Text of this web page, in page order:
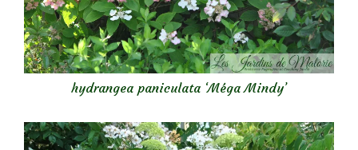
hydrangea paniculata ‘Méga Mindy’